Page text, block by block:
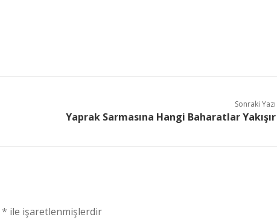
Sonraki Yazı
Yaprak Sarmasına Hangi Baharatlar Yakışır
* ile işaretlenmişlerdir